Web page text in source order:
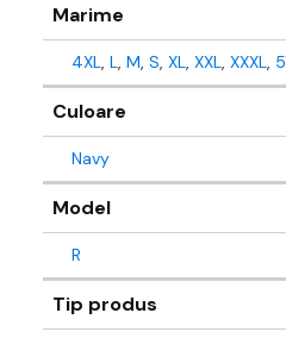
Marime
4XL, L, M, S, XL, XXL, XXXL,
Culoare
Navy
Model
R
Tip produs